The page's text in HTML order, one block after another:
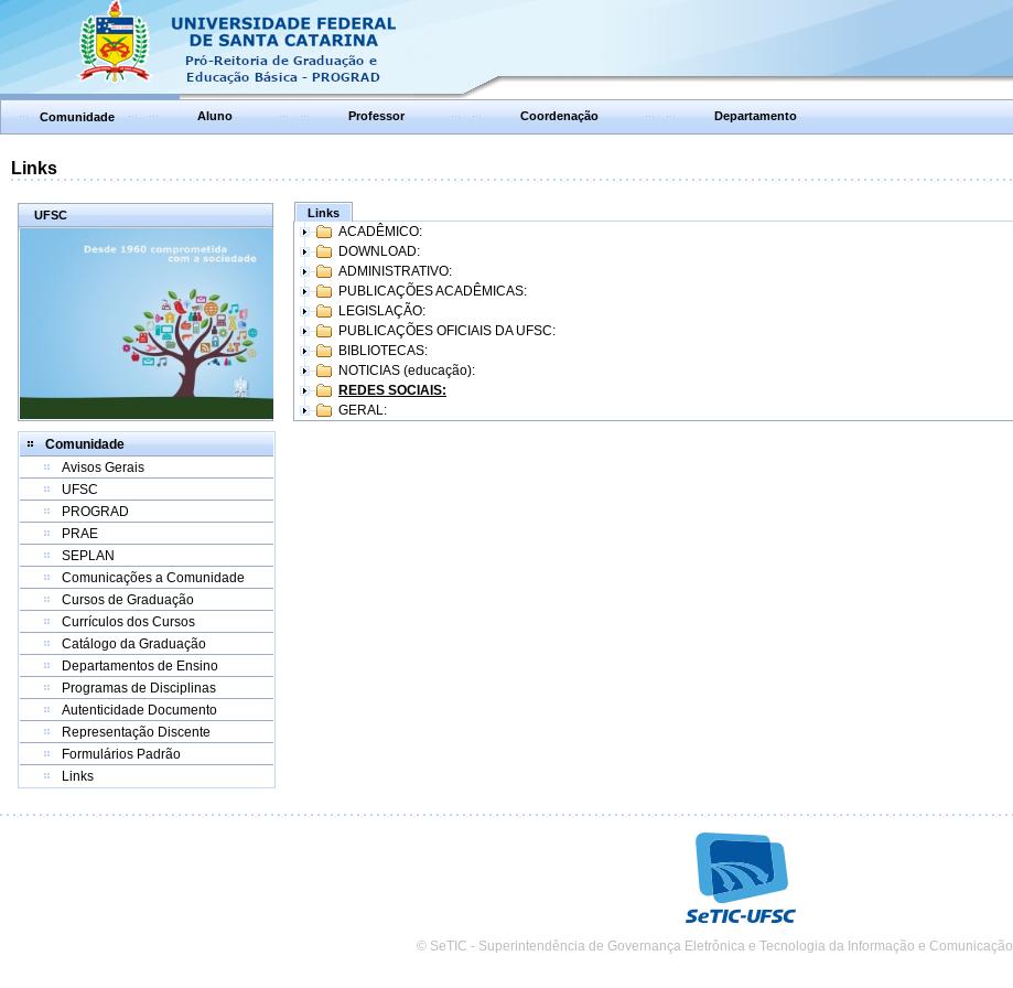
Comunidade Aluno Professor Coordenação Departamento
Links
UFSC
Comunidade
Avisos Gerais
UFSC
PROGRAD
PRAE
SEPLAN
Comunicações a Comunidade
Cursos de Graduação
Currículos dos Cursos
Catálogo da Graduação
Departamentos de Ensino
Programas de Disciplinas
Autenticidade Documento
Representação Discente
Formulários Padrão
Links
Links
ACADÊMICO:
DOWNLOAD:
ADMINISTRATIVO:
PUBLICAÇÕES ACADÊMICAS:
LEGISLAÇÃO:
PUBLICAÇÕES OFICIAIS DA UFSC:
BIBLIOTECAS:
NOTICIAS (educação):
REDES SOCIAIS:
GERAL:
© SeTIC - Superintendência de Governança Eletrônica e Tecnologia da Informação e Comunicação